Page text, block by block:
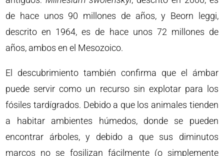
de hace unos 90 millones de años, y Beorn leggi,
descrito en 1964, es de hace unos 72 millones de
años, ambos en el Mesozoico.
El descubrimiento también confirma que el ámbar
puede servir como un recurso sin explotar para los
fósiles tardígrados. Debido a que los animales tienden
a habitar ambientes húmedos, donde se pueden
encontrar árboles, y debido a que sus diminutos
marcos no se fosilizan fácilmente (o simplemente